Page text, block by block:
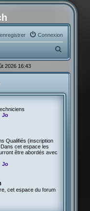
Connexion
e
c
e
2026 16:43
Jo
Qualifiés (inscription
cet espace les
être abordés avec
Jo
cet espace du forum